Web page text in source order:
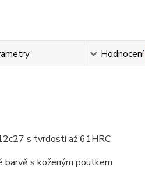
Hodnocení
s tvrdostí až 61HRC
barvě s koženým poutkem